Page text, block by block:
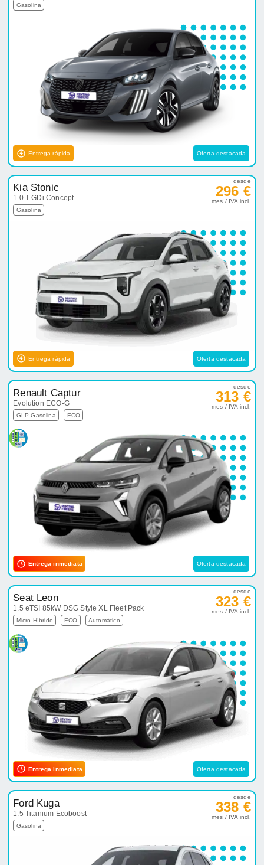
Gasolina
Entrega rápida Oferta destacada
Kia Stonic
1.0 T-GDi Concept
Gasolina
desde
296 €
mes / IVA incl.
Entrega rápida Oferta destacada
Renault Captur
Evolution ECO-G
GLP-Gasolina ECO
desde
313 €
mes / IVA incl.
Entrega inmediata Oferta destacada
Seat Leon
1.5 eTSI 85kW DSG Style XL Fleet Pack
Micro-Híbrido ECO Automático
desde
323 €
mes / IVA incl.
Entrega inmediata Oferta destacada
Ford Kuga
1.5 Titanium Ecoboost
Gasolina
desde
338 €
mes / IVA incl.